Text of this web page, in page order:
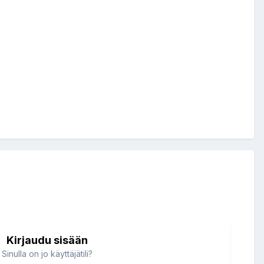
Kirjaudu sisään
Sinulla on jo käyttäjätili?